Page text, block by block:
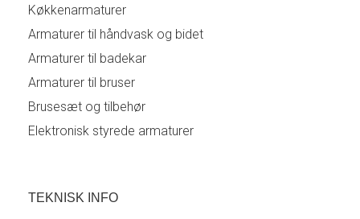
Køkkenarmaturer
Armaturer til håndvask og bidet
Armaturer til badekar
Armaturer til bruser
Brusesæt og tilbehør
Elektronisk styrede armaturer
TEKNISK INFO